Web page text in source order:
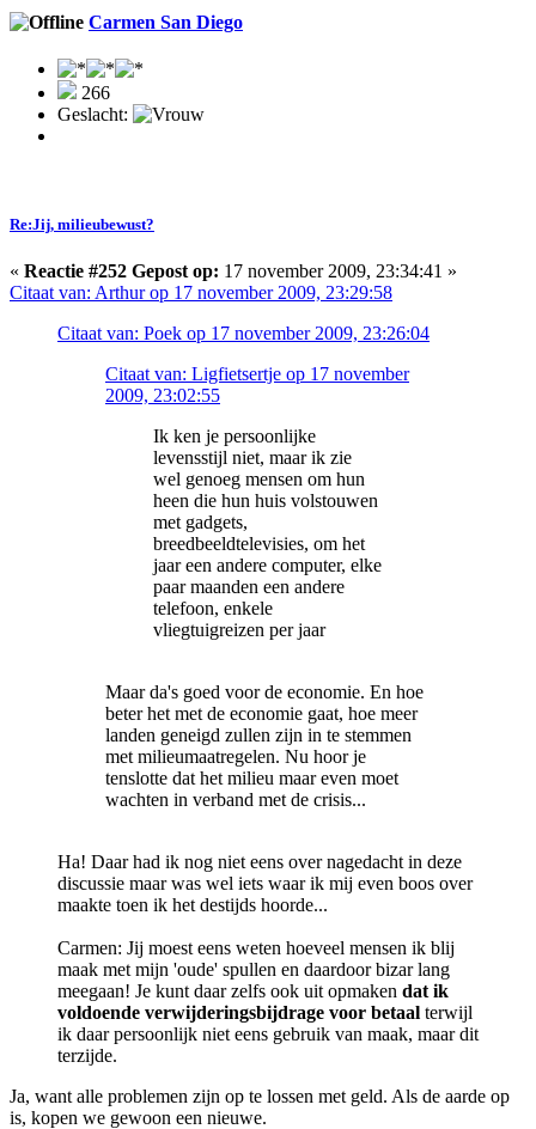
Carmen San Diego
266
Geslacht:
Re:Jij, milieubewust?
« Reactie #252 Gepost op: 17 november 2009, 23:34:41 »
Citaat van: Arthur op 17 november 2009, 23:29:58
Citaat van: Poek op 17 november 2009, 23:26:04
Citaat van: Ligfietsertje op 17 november
2009, 23:02:55
Ik ken je persoonlijke
levensstijl niet, maar ik zie
wel genoeg mensen om hun
heen die hun huis volstouwen
met gadgets,
breedbeeldtelevisies, om het
jaar een andere computer, elke
paar maanden een andere
telefoon, enkele
vliegtuigreizen per jaar
Maar da's goed voor de economie. En hoe
beter het met de economie gaat, hoe meer
landen geneigd zullen zijn in te stemmen
met milieumaatregelen. Nu hoor je
tenslotte dat het milieu maar even moet
wachten in verband met de crisis...
Ha! Daar had ik nog niet eens over nagedacht in deze
discussie maar was wel iets waar ik mij even boos over
maakte toen ik het destijds hoorde...
Carmen: Jij moest eens weten hoeveel mensen ik blij
maak met mijn 'oude' spullen en daardoor bizar lang
meegaan! Je kunt daar zelfs ook uit opmaken dat ik
voldoende verwijderingsbijdrage voor betaal terwijl
ik daar persoonlijk niet eens gebruik van maak, maar dit
terzijde.
Ja, want alle problemen zijn op te lossen met geld. Als de aarde op
is, kopen we gewoon een nieuwe.